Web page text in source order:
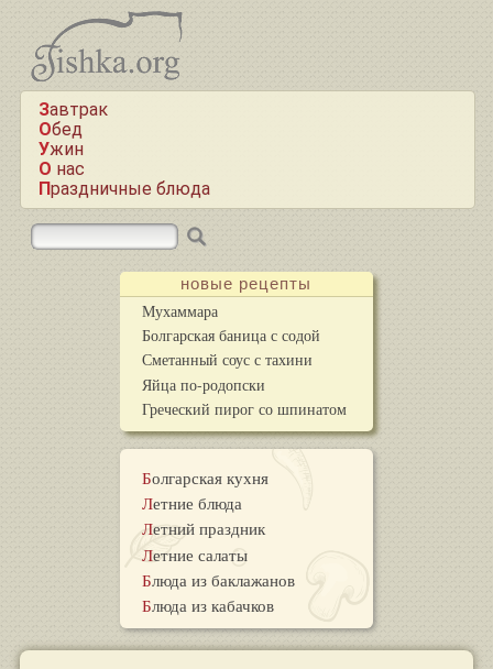
Завтрак
Обед
Ужин
О нас
Праздничные блюда
новые рецепты
Мухаммара
Болгарская баница с содой
Сметанный соус с тахини
Яйца по-родопски
Греческий пирог со шпинатом
Болгарская кухня
Летние блюда
Летний праздник
Летние салаты
Блюда из баклажанов
Блюда из кабачков